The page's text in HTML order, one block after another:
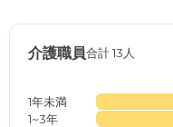
介護職員合計 13人
1年未満
1~3年